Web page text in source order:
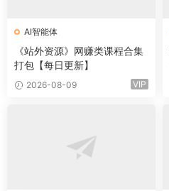
AI智能体
《站外资源》网赚类课程合集
打包【每日更新】
2026-08-09 VIP